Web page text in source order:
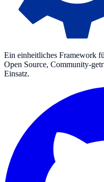
Ein einheitliches Framework
Open Source, Community-
Einsatz.